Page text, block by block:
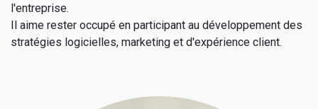
l'entreprise.
Il aime rester occupé en participant au développement des
stratégies logicielles, marketing et d'expérience client.